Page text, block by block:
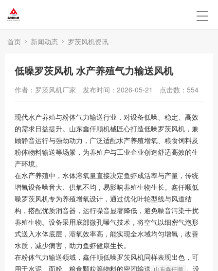
首页 新闻动态 罗茨风机资讯
低噪罗茨风机 水产养殖气力输送风机
作者：罗茨风机厂家 发布时间：2026-05-21 点击数： 554
现代水产养殖与粉体气力输送行业，对设备低噪、稳定、高效
的需求日益提升。山东鑫仟顺机械匠心打造低噪罗茨风机，兼
顾静音运行与强劲动力，广泛适配水产养殖增氧、粮食饲料及
粉体物料输送等场景，为养殖户与工业企业创造舒适高效的生
产环境。
在水产养殖中，水体溶氧量直接决定鱼虾成活率与产量，传统
增氧设备噪音大、供氧不均，易影响养殖生物生长。鑫仟顺低
噪罗茨风机专为养殖增氧设计，通过优化叶轮型线与风道结
构，搭配优质消音器，运行噪音显著降低，避免噪音污染干扰
养殖生物。设备采用底部微孔曝气技术，将空气以细密气泡形
式送入水体底层，溶氧效率高，能实现全水域均匀增氧，改善
水质，减少病害，助力鱼虾健康生长。
在粉体气力输送领域，鑫仟顺低噪罗茨风机同样表现出色，可
用于水泥、面粉、粮食颗粒等物料的密闭输送 山东鑫仟顺 。设